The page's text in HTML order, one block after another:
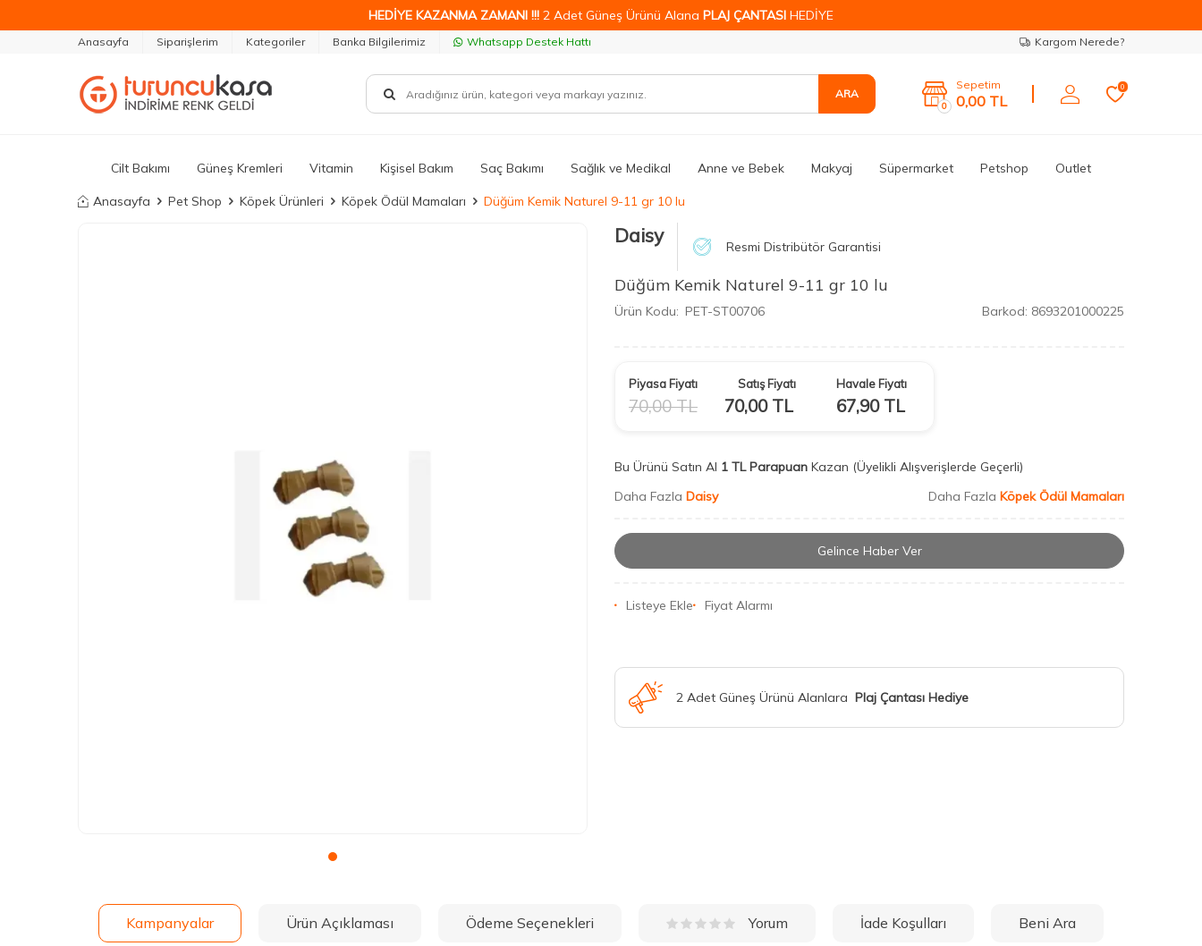
HEDİYE KAZANMA ZAMANI !!! 2 Adet Güneş Ürünü Alana PLAJ ÇANTASI HEDİYE
Anasayfa Siparişlerim Kategoriler Banka Bilgilerimiz Whatsapp Destek Hattı Kargom Nerede?
ARA
0
Sepetim
0,00 TL
0
Cilt Bakımı Güneş Kremleri Vitamin Kişisel Bakım Saç Bakımı Sağlık ve Medikal Anne ve Bebek Makyaj Süpermarket Petshop Outlet
Anasayfa Pet Shop Köpek Ürünleri Köpek Ödül Mamaları Düğüm Kemik Naturel 9-11 gr 10 lu
Daisy Resmi Distribütör Garantisi
Düğüm Kemik Naturel 9-11 gr 10 lu
Ürün Kodu: PET-ST00706 Barkod: 8693201000225
Piyasa Fiyatı
70,00TL
Satış Fiyatı
70,00TL
Havale Fiyatı
67,90TL
Bu Ürünü Satın Al 1 TL Parapuan Kazan (Üyelikli Alışverişlerde Geçerli)
Daha Fazla Daisy Daha Fazla Köpek Ödül Mamaları
Gelince Haber Ver
Listeye Ekle Fiyat Alarmı
2 Adet Güneş Ürünü Alanlara Plaj Çantası Hediye
Kampanyalar Ürün Açıklaması Ödeme Seçenekleri Yorum İade Koşulları Beni Ara